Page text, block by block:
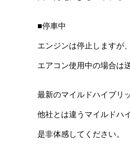
■停車中
エンジンは停止しますが
エアコン使用中の場合は
最新のマイルドハイブリッ
他社とは違うマイルドハ
是非体感してください。